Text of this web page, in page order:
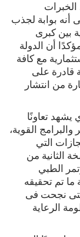
الخبرات
أنه بوابة لجذب
بين كبرى
أن الدولة
مع كافة
قادرة على
من انتشار
يشهد تعاونًا
والبرامج القوية،
التي
الثانية من
الطبي
ما تم تحقيقه
نجحت فى
الرعاية